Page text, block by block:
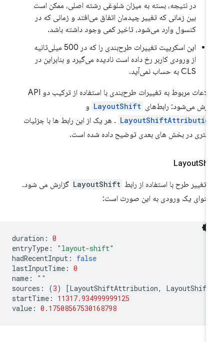
در نتیجه، بسته به میزان شلوغی رشته اصلی، ممکن است
بین زمانی که تغییر چیدمان اتفاق می‌افتد و زمانی که در
کنسول وارد می‌شود، تاخیر کمی وجود داشته باشد.
این اسکریپت تغییرات طرح‌بندی را که در 500 میلی‌ثانیه
از ورودی کاربر رخ داده است نادیده می‌گیرد و بنابراین در
CLS به حساب نمی‌آید.
اطلاعات مربوط به تغییرات طرح‌بندی با استفاده از ترکیب دو API
می‌شود: رابط‌های LayoutShift و
. هر یک از این رابط ها با جزئیات
در بخش های بعدی توضیح داده شده است.
Layout
تغییر طرح با استفاده از رابط LayoutShift گزارش می شود.
یک ورودی به این صورت است:
duration
entryType : "layout-shift"
hadRecentInput: false
lastInputTime
name :
sources: 3) [LayoutShiftAttribution,
startTime :
11317.934999999125
value : 0.17508567530168798